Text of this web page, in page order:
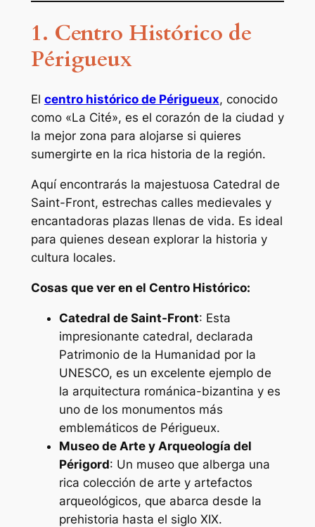
1. Centro Histórico de
Périgueux
El centro histórico de Périgueux, conocido
como «La Cité», es el corazón de la ciudad y
la mejor zona para alojarse si quieres
sumergirte en la rica historia de la región.
Aquí encontrarás la majestuosa Catedral de
Saint-Front, estrechas calles medievales y
encantadoras plazas llenas de vida. Es ideal
para quienes desean explorar la historia y
cultura locales.
Cosas que ver en el Centro Histórico:
Catedral de Saint-Front: Esta
impresionante catedral, declarada
Patrimonio de la Humanidad por la
UNESCO, es un excelente ejemplo de
la arquitectura románica-bizantina y es
uno de los monumentos más
emblemáticos de Périgueux.
Museo de Arte y Arqueología del
Périgord: Un museo que alberga una
rica colección de arte y artefactos
arqueológicos, que abarca desde la
prehistoria hasta el siglo XIX.